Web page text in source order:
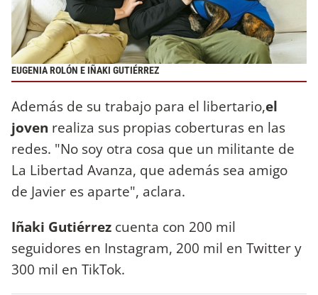
EUGENIA ROLÓN E IÑAKI GUTIÉRREZ
Además de su trabajo para el libertario,el
joven realiza sus propias coberturas en las
redes. "No soy otra cosa que un militante de
La Libertad Avanza, que además sea amigo
de Javier es aparte", aclara.
Iñaki Gutiérrez cuenta con 200 mil
seguidores en Instagram, 200 mil en Twitter y
300 mil en TikTok.